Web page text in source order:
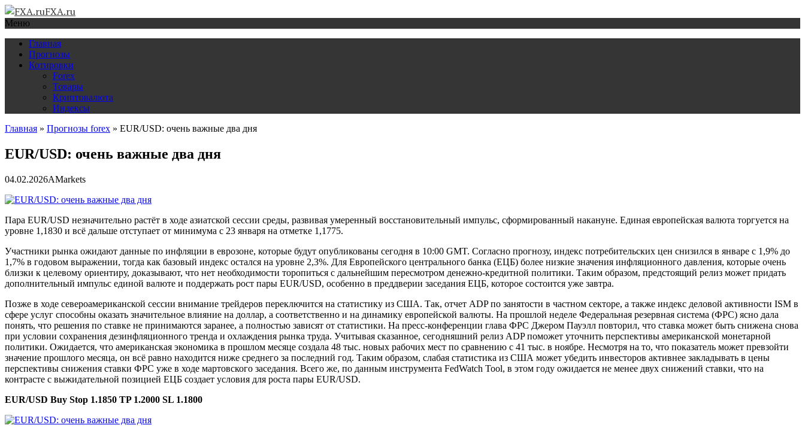
FXA.ru
Меню
Главная
Прогнозы
Котировки
Forex
Товары
Криптовалюта
Индексы
Главная » Прогнозы forex » EUR/USD: очень важные два дня
EUR/USD: очень важные два дня
04.02.2026AMarkets
Пара EUR/USD незначительно растёт в ходе азиатской сессии среды, развивая умеренный восстановительный импульс, сформированный накануне. Единая европейская валюта торгуется на
уровне 1,1830 и всё дальше отступает от минимума с 23 января на отметке 1,1775.
Участники рынка ожидают данные по инфляции в еврозоне, которые будут опубликованы сегодня в 10:00 GMT. Согласно прогнозу, индекс потребительских цен снизился в январе с 1,9% до
1,7% в годовом выражении, тогда как базовый индекс остался на уровне 2,3%. Для Европейского центрального банка (ЕЦБ) более низкие значения инфляционного давления, которые очень
близки к целевому ориентиру, доказывают, что нет необходимости торопиться с дальнейшим пересмотром денежно-кредитной политики. Таким образом, предстоящий релиз может придать
дополнительный импульс единой валюте и поддержать рост пары EUR/USD, особенно в преддверии заседания ЕЦБ, которое состоится уже завтра.
Позже в ходе североамериканской сессии внимание трейдеров переключится на статистику из США. Так, отчет ADP по занятости в частном секторе, а также индекс деловой активности ISM в
сфере услуг способны оказать значительное влияние на доллар, а соответственно и на динамику европейской валюты. На прошлой неделе Федеральная резервная система (ФРС) ясно дала
понять, что решения по ставке не принимаются заранее, а полностью зависят от статистики. На пресс-конференции глава ФРС Джером Пауэлл повторил, что ставка может быть снижена снова
при условии сохранения дезинфляционного тренда и охлаждения рынка труда. Учитывая сказанное, сегодняшний релиз ADP поможет уточнить перспективы американской монетарной
политики. Ожидается, что американская экономика в прошлом месяце создала 48 тыс. новых рабочих мест по сравнению с 41 тыс. в ноябре. Несмотря на то, что показатель может превзойти
значение прошлого месяца, он всё равно находится ниже среднего за последний год. Таким образом, слабая статистика из США может убедить инвесторов активнее закладывать в цены
перспективы снижения ставки ФРС уже в ходе мартовского заседания. Всего же, по данным инструмента FedWatch Tool, в этом году ожидается не менее двух снижений ставки, что на
контрасте с выжидательной позицией ЕЦБ создает условия для роста пары EUR/USD.
EUR/USD Buy Stop 1.1850 TP 1.2000 SL 1.1800